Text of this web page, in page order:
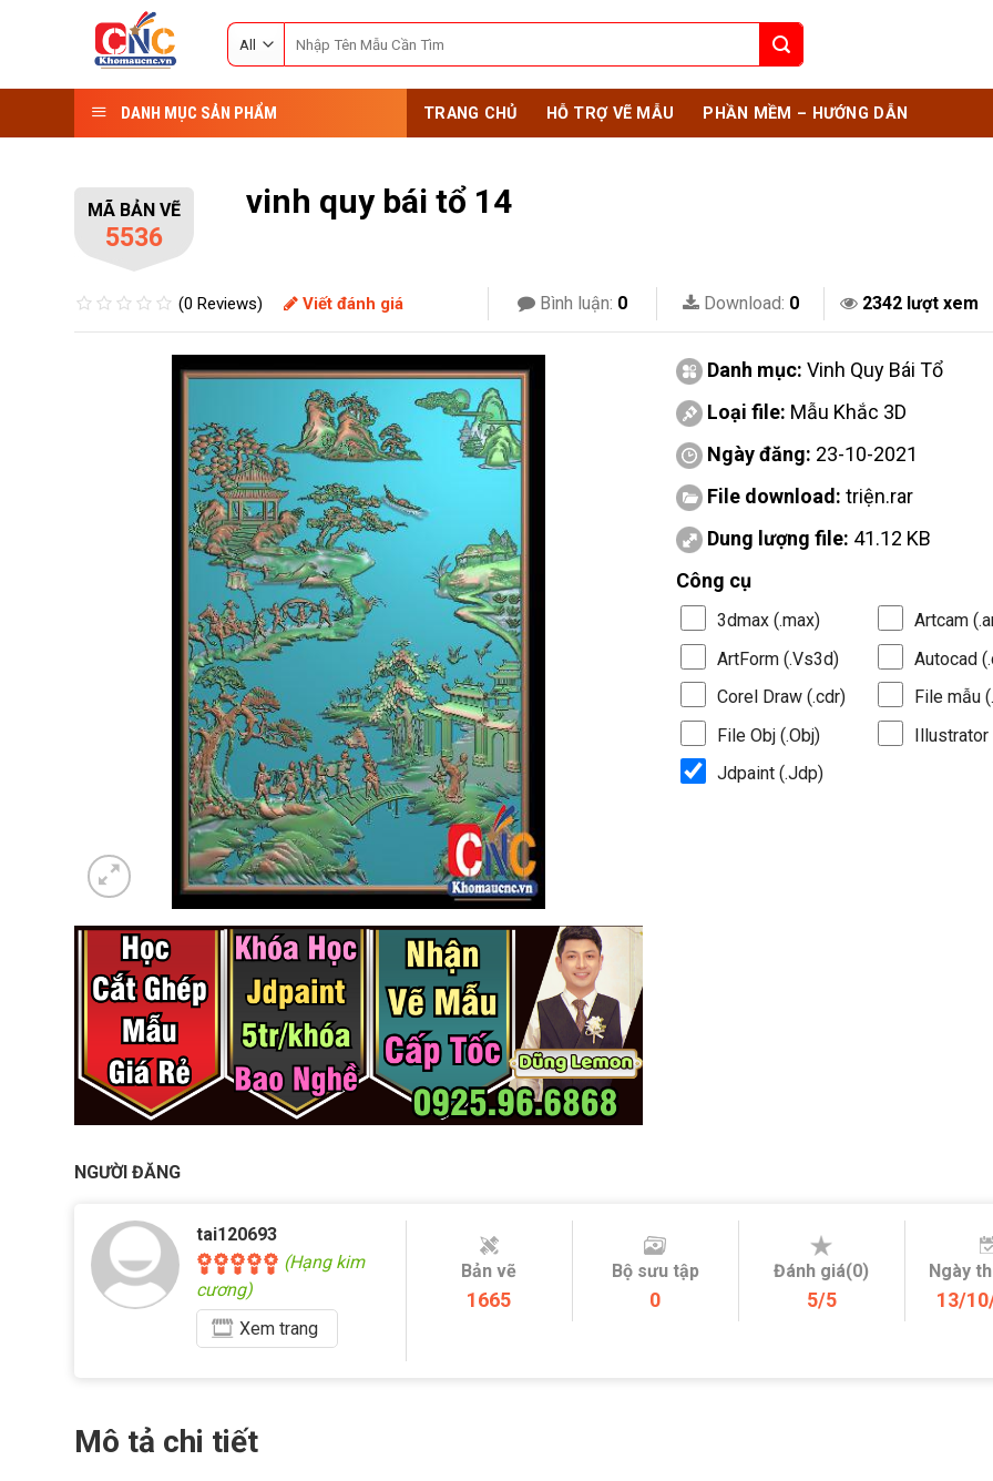
for:
DANH MỤC SẢN PHẨM TRANG CHỦ HỖ TRỢ VẼ MẪU PHẦN MỀM – HƯỚNG DẪN
MÃ BẢN VẼ
5536
vinh quy bái tổ 14
(0 Reviews) Viết đánh giá Bình luận: 0 Download: 0 2342 lượt xem
Danh mục: Vinh Quy Bái Tổ
Loại file: Mẫu Khắc 3D
Ngày đăng: 23-10-2021
File download: triện.rar
Dung lượng file: 41.12 KB
Công cụ
3dmax (.max)
Artcam
ArtForm (.Vs3d)
Autocad
Corel Draw (.cdr)
File mẫu
File Obj (.Obj)
Illustrator
Jdpaint (.Jdp)
NGƯỜI ĐĂNG
tai120693
(Hạng kim
cương)
Xem trang
Bản vẽ
1665
Bộ sưu tập
0
Đánh giá(0)
5/5
Ngày
13/
Mô tả chi tiết